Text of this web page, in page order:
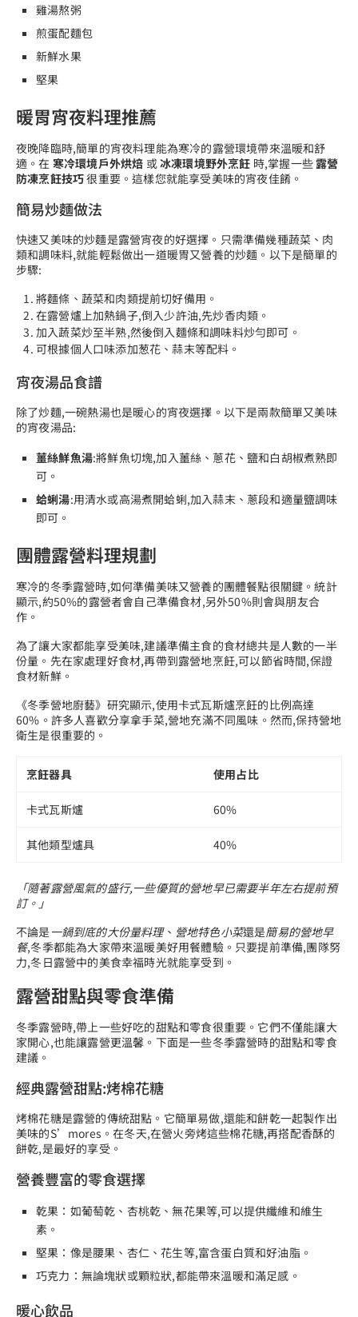
雞湯熬粥
煎蛋配麵包
新鮮水果
堅果
暖胃宵夜料理推薦
夜晚降臨時,簡單的宵夜料理能為寒冷的露營環境帶來溫暖和舒
適。在 寒冷環境戶外烘焙 或冰凍環境野外烹飪 時,掌握一些露營
防凍烹飪技巧很重要。這樣您就能享受美味的宵夜佳餚。
簡易炒麵做法
快速又美味的炒麵是露營宵夜的好選擇。只需準備幾種蔬菜、肉
類和調味料,就能輕鬆做出一道暖胃又營養的炒麵。以下是簡單的
步驟:
將麵條、蔬菜和肉類提前切好備用。
在露營爐上加熱鍋子,倒入少許油,先炒香肉類。
加入蔬菜炒至半熟,然後倒入麵條和調味料炒勻即可。
可根據個人口味添加葱花、蒜末等配料。
宵夜湯品食譜
除了炒麵,一碗熱湯也是暖心的宵夜選擇。以下是兩款簡單又美味
的宵夜湯品:
薑絲鮮魚湯:將鮮魚切塊,加入薑絲、蔥花、鹽和白胡椒煮熟即
可。
蛤蜊湯:用清水或高湯煮開蛤蜊,加入蒜末、蔥段和適量鹽調味
即可。
團體露營料理規劃
寒冷的冬季露營時,如何準備美味又營養的團體餐點很關鍵。統計
顯示,約50%的露營者會自己準備食材,另外50%則會與朋友合
作。
為了讓大家都能享受美味,建議準備主食的食材總共是人數的一半
份量。先在家處理好食材,再帶到露營地烹飪,可以節省時間,保證
食材新鮮。
《冬季營地廚藝》研究顯示,使用卡式瓦斯爐烹飪的比例高達
60%。許多人喜歡分享拿手菜,營地充滿不同風味。然而,保持營地
衛生是很重要的。
烹飪器具 使用占比
卡式瓦斯爐 60%
其他類型爐具 40%
「隨著露營風氣的盛行,一些優質的營地早已需要半年左右提前預
訂。」
不論是一鍋到底的大份量料理、 營地特色小菜還是簡易的營地早
餐,冬季都能為大家帶來溫暖美好用餐體驗。只要提前準備,團隊努
力,冬日露營中的美食幸福時光就能享受到。
露營甜點與零食準備
冬季露營時,帶上一些好吃的甜點和零食很重要。它們不僅能讓大
家開心,也能讓露營更溫馨。下面是一些冬季露營時的甜點和零食
建議。
經典露營甜點:烤棉花糖
烤棉花糖是露營的傳統甜點。它簡單易做,還能和餅乾一起製作出
美味的S’mores。在冬天,在營火旁烤這些棉花糖,再搭配香酥的
餅乾,是最好的享受。
營養豐富的零食選擇
乾果：如葡萄乾、杏桃乾、無花果等,可以提供纖維和維生
素。
堅果：像是腰果、杏仁、花生等,富含蛋白質和好油脂。
巧克力：無論塊狀或顆粒狀,都能帶來溫暖和滿足感。
暖心飲品